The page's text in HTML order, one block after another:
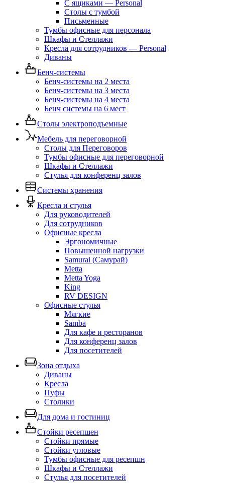
С ящиками — Personal
Столы с тумбой
Письменные
Тумбы офисные для персонала
Шкафы и Стеллажи
Кресла для сотрудников — Personal
Диваны
Бенч-системы
Бенч-системы на 2 места
Бенч-системы на 3 места
Бенч-системы на 4 места
Бенч системы на 6 мест
Столы электроподъемные
Мебель для переговорной
Столы для Переговоров
Тумбы офисные для переговорной
Шкафы и Стеллажи
Стулья для конференц залов
Системы хранения
Кресла и стулья
Для руководителей
Для сотрудников
Офисные кресла
Эргономичные
Повышенной нагрузки
Samurai (Самурай)
Metta
Metta Yoga
King
RV DESIGN
Офисные стулья
Мягкие
Samba
Для кафе и ресторанов
Для конференц залов
Для посетителей
Зона отдыха
Диваны
Кресла
Пуфы
Столики
Для дома и гостиниц
Стойки ресепшен
Стойки прямые
Стойки угловые
Тумбы офисные для ресепшн
Шкафы и Стеллажи
Стулья для посетителей